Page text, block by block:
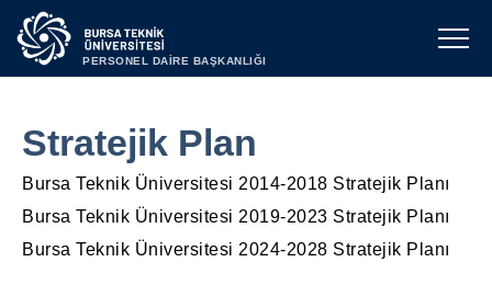
PERSONEL DAİRE BAŞKANLIĞI
Stratejik Plan
Bursa Teknik Üniversitesi 2014-2018 Stratejik Planı
Bursa Teknik Üniversitesi 2019-2023 Stratejik Planı
Bursa Teknik Üniversitesi 2024-2028 Stratejik Planı